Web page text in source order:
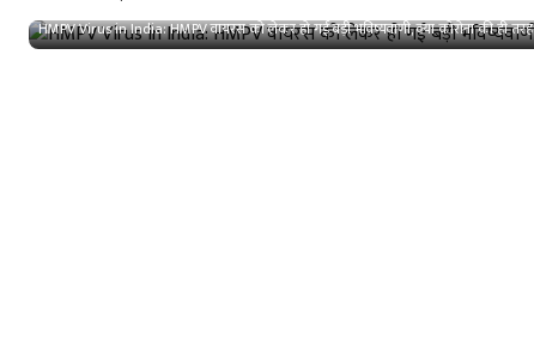
HMPV Virus in India: HMPV वायरस को लेकर हो गई बड़ी भविष्यवाणी, क्या कोरोना की ही